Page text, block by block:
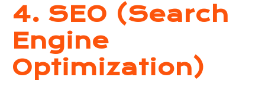
4. SEO (Search
Engine
Optimization)